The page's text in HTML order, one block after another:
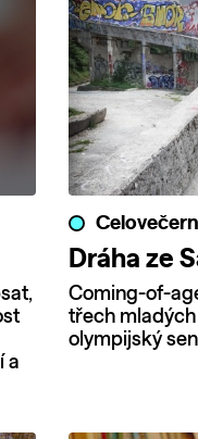
a
Dráha ze
Coming-of-
třech
olympijský